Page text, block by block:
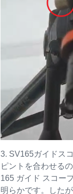
3. SV165ガイドス
ピントを合わせる
165 ガイド スコー
明らかです。した